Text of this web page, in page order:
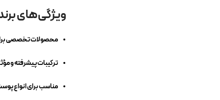
ویژگی‌های
محصولات تخصصی
ترکیبات پیشرفته و
مناسب برای انواع